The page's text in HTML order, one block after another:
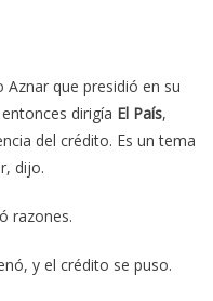
Aznar que presidió en su
dirigía El País,
del crédito. Es un tema
dijo.
razones.
y el crédito se puso.